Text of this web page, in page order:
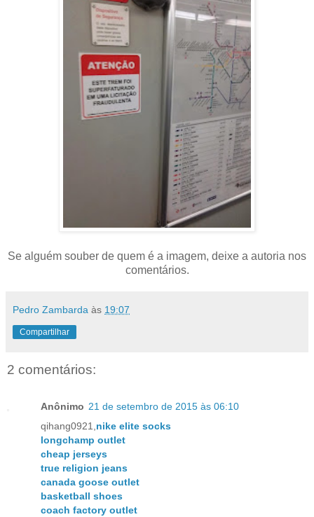
Se alguém souber de quem é a imagem, deixe a autoria nos
comentários.
Pedro Zambarda às 19:07
Compartilhar
2 comentários:
Anônimo 21 de setembro de 2015 às 06:10
qihang0921, nike elite socks
longchamp outlet
cheap jerseys
true religion jeans
canada goose outlet
basketball shoes
coach factory outlet